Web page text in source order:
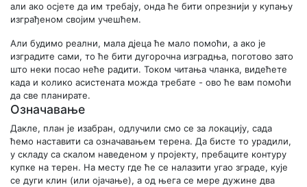
али ако осјете да им требају, онда ће бити опрезнији у купању
изграђеном својим учешћем.
Али будимо реални, мала дјеца ће мало помоћи, а ако је
изградите сами, то ће бити дугорочна изградња, поготово зато
што неки посао неће радити. Током читања чланка, видећете
када и колико асистената можда требате - ово ће вам помоћи
да све планирате.
Означавање
Дакле, план је изабран, одлучили смо се за локацију, сада
ћемо наставити са означавањем терена. Да бисте то урадили,
у складу са скалом наведеном у пројекту, пребаците контуру
купке на терен. На месту где ће се налазити угао зграде, кује
се дуги клин (или ојачање), а од њега се мере дужине два